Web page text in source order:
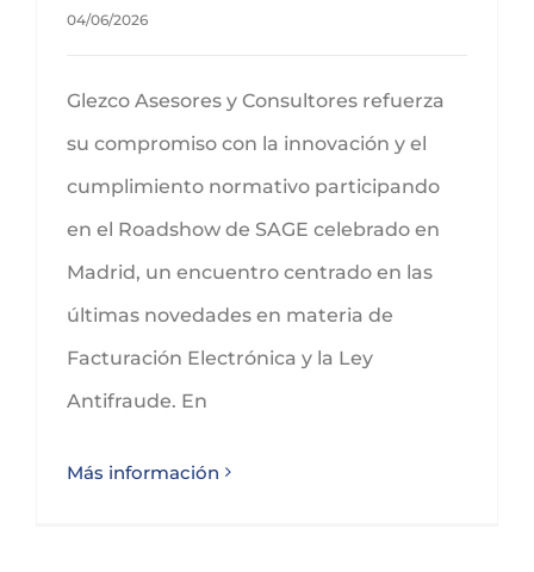
04/06/2026
Glezco Asesores y Consultores refuerza
su compromiso con la innovación y el
cumplimiento normativo participando
en el Roadshow de SAGE celebrado en
Madrid, un encuentro centrado en las
últimas novedades en materia de
Facturación Electrónica y la Ley
Antifraude. En
Más información